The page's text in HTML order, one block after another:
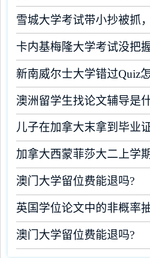
雪城大学考试带小抄被抓
卡内基梅隆大学考试没把
新南威尔士大学错过Quiz
澳洲留学生找论文辅导是
加拿大西蒙菲莎大二上学
澳门大学留位费能退吗?
澳门大学留位费能退吗?